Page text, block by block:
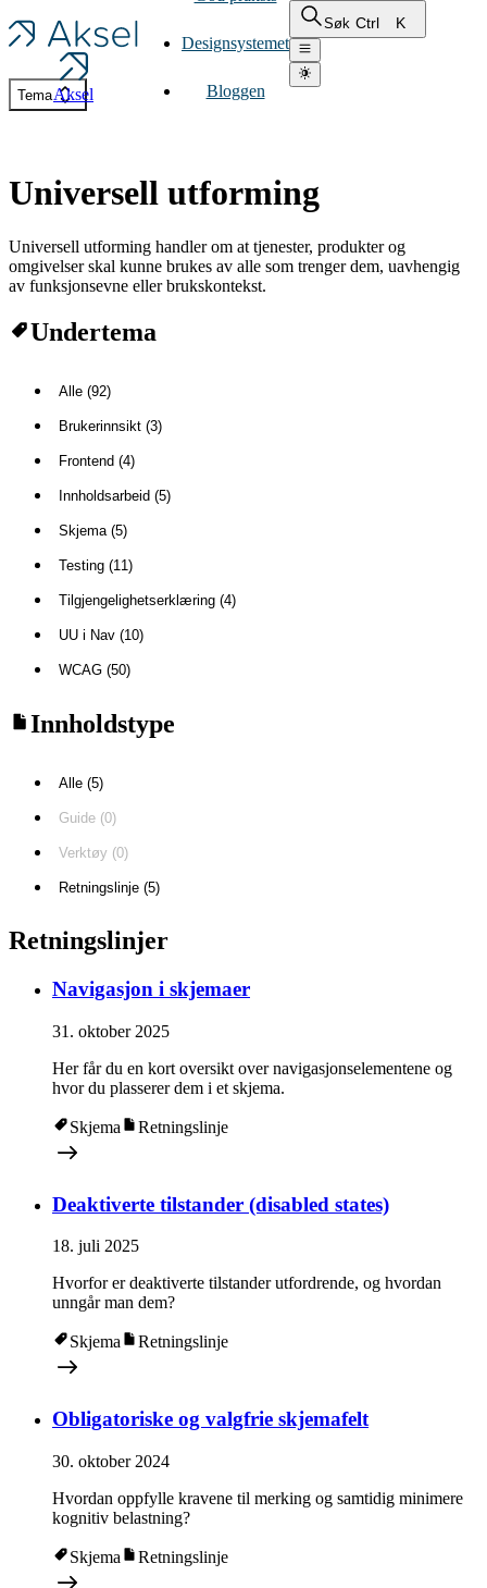
Aksel
Designsystemet
Bloggen
Søk Ctrl K
Tema
Universell utforming
Universell utforming handler om at tjenester, produkter og
omgivelser skal kunne brukes av alle som trenger dem, uavhengig
av funksjonsevne eller brukskontekst.
Undertema
Alle (92)
Brukerinnsikt (3)
Frontend (4)
Innholdsarbeid (5)
Skjema (5)
Testing (11)
Tilgjengelighetserklæring (4)
UU i Nav (10)
WCAG (50)
Innholdstype
Alle (5)
Guide (0)
Verktøy (0)
Retningslinje (5)
Retningslinjer
Navigasjon i skjemaer
31. oktober 2025
Her får du en kort oversikt over navigasjonselementene og
hvor du plasserer dem i et skjema.
Skjema Retningslinje
Deaktiverte tilstander (disabled states)
18. juli 2025
Hvorfor er deaktiverte tilstander utfordrende, og hvordan
unngår man dem?
Skjema Retningslinje
Obligatoriske og valgfrie skjemafelt
30. oktober 2024
Hvordan oppfylle kravene til merking og samtidig minimere
kognitiv belastning?
Skjema Retningslinje